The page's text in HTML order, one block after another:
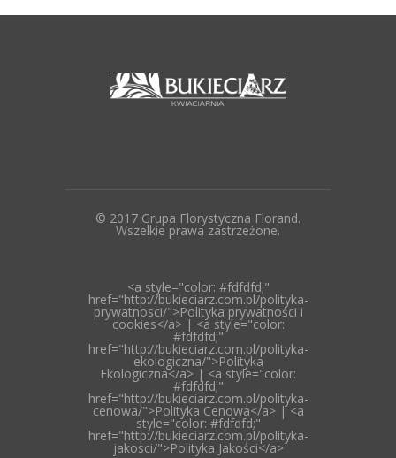
© 2017 Grupa Florystyczna Florand.
Wszelkie prawa zastrzeżone.
<a style="color: #fdfdfd;"
href="http://bukieciarz.com.pl/polityka-
prywatnosci/">Polityka prywatności i
cookies</a> | <a style="color:
#fdfdfd;"
href="http://bukieciarz.com.pl/polityka-
ekologiczna/">Polityka
Ekologiczna</a> | <a style="color:
#fdfdfd;"
href="http://bukieciarz.com.pl/polityka-
cenowa/">Polityka Cenowa</a> | <a
style="color: #fdfdfd;"
href="http://bukieciarz.com.pl/polityka-
jakosci/">Polityka Jakości</a>